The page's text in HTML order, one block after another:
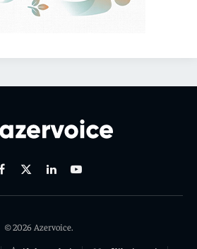
Facebook
X
LinkedinYoutube
© 2026 Azervoice.